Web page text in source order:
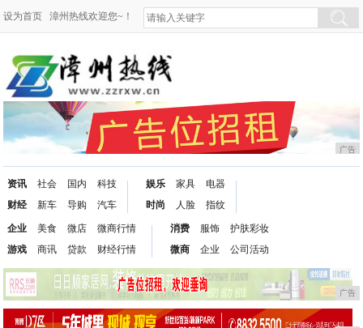
设为首页 漳州热线欢迎您~！
广告
资讯
财经
社会
新车
国内
导购
科技
汽车
娱乐
时尚
家具
人脸
电器
指纹
企业
游戏
美食
商讯
微店
贷款
微商行情
财经行情
消费
微商
服饰
企业
护肤彩妆
公司活动
广告